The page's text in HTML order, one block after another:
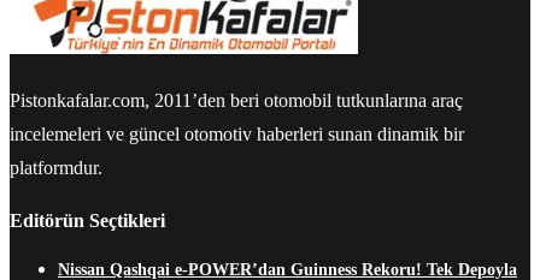
Pistonkafalar.com, 2011’den beri otomobil tutkunlarına araç
incelemeleri ve güncel otomotiv haberleri sunan dinamik bir
platformdur.
Editörün Seçtikleri
Nissan Qashqai e-POWER’dan Guinness Rekoru! Tek Depoyla